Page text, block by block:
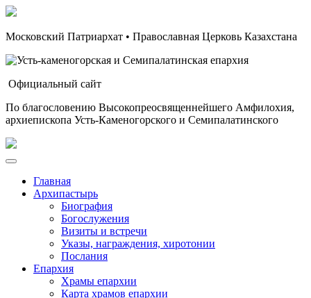
Московский Патриархат • Православная Церковь Казахстана
Официальный сайт
По благословению Высокопреосвященнейшего Амфилохия,
архиепископа Усть-Каменогорского и Семипалатинского
Главная
Архипастырь
Биография
Богослужения
Визиты и встречи
Указы, награждения, хиротонии
Послания
Епархия
Храмы епархии
Карта храмов епархии